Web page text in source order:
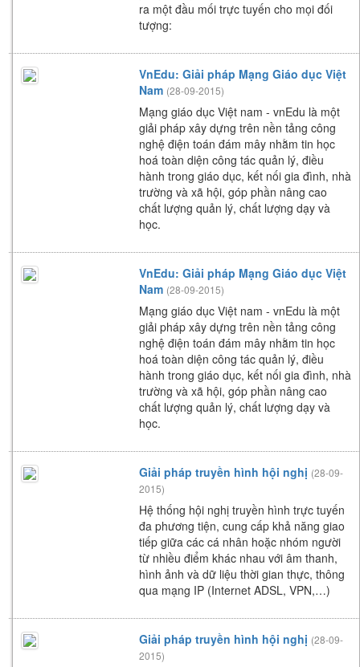
ra một đầu mối trực tuyến cho mọi đối
tượng:
VnEdu: Giải pháp Mạng Giáo dục Việt
Nam (28-09-2015)
Mạng giáo dục Việt nam - vnEdu là một
giải pháp xây dựng trên nền tảng công
nghệ điện toán đám mây nhằm tin học
hoá toàn diện công tác quản lý, điều
hành trong giáo dục, kết nối gia đình, nhà
trường và xã hội, góp phần nâng cao
chất lượng quản lý, chất lượng dạy và
học.
VnEdu: Giải pháp Mạng Giáo dục Việt
Nam (28-09-2015)
Mạng giáo dục Việt nam - vnEdu là một
giải pháp xây dựng trên nền tảng công
nghệ điện toán đám mây nhằm tin học
hoá toàn diện công tác quản lý, điều
hành trong giáo dục, kết nối gia đình, nhà
trường và xã hội, góp phần nâng cao
chất lượng quản lý, chất lượng dạy và
học.
Giải pháp truyền hình hội nghị (28-09-
2015)
Hệ thống hội nghị truyền hình trực tuyến
đa phương tiện, cung cấp khả năng giao
tiếp giữa các cá nhân hoặc nhóm người
từ nhiều điểm khác nhau với âm thanh,
hình ảnh và dữ liệu thời gian thực, thông
qua mạng IP (Internet ADSL, VPN,…)
Giải pháp truyền hình hội nghị (28-09-
2015)